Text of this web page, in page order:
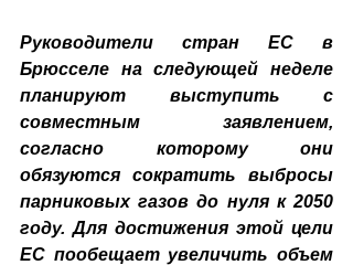
Руководители стран ЕС в
Брюсселе на следующей неделе
планируют выступить с
совместным заявлением,
согласно которому они
обязуются сократить выбросы
парниковых газов до нуля к 2050
году. Для достижения этой цели
ЕС пообещает увеличить объем